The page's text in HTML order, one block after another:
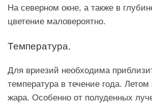
На северном окне, а также в
цветение маловероятно.
Температура.
Для вриезий необходима
температура в течение года.
жара. Особенно от полуденных